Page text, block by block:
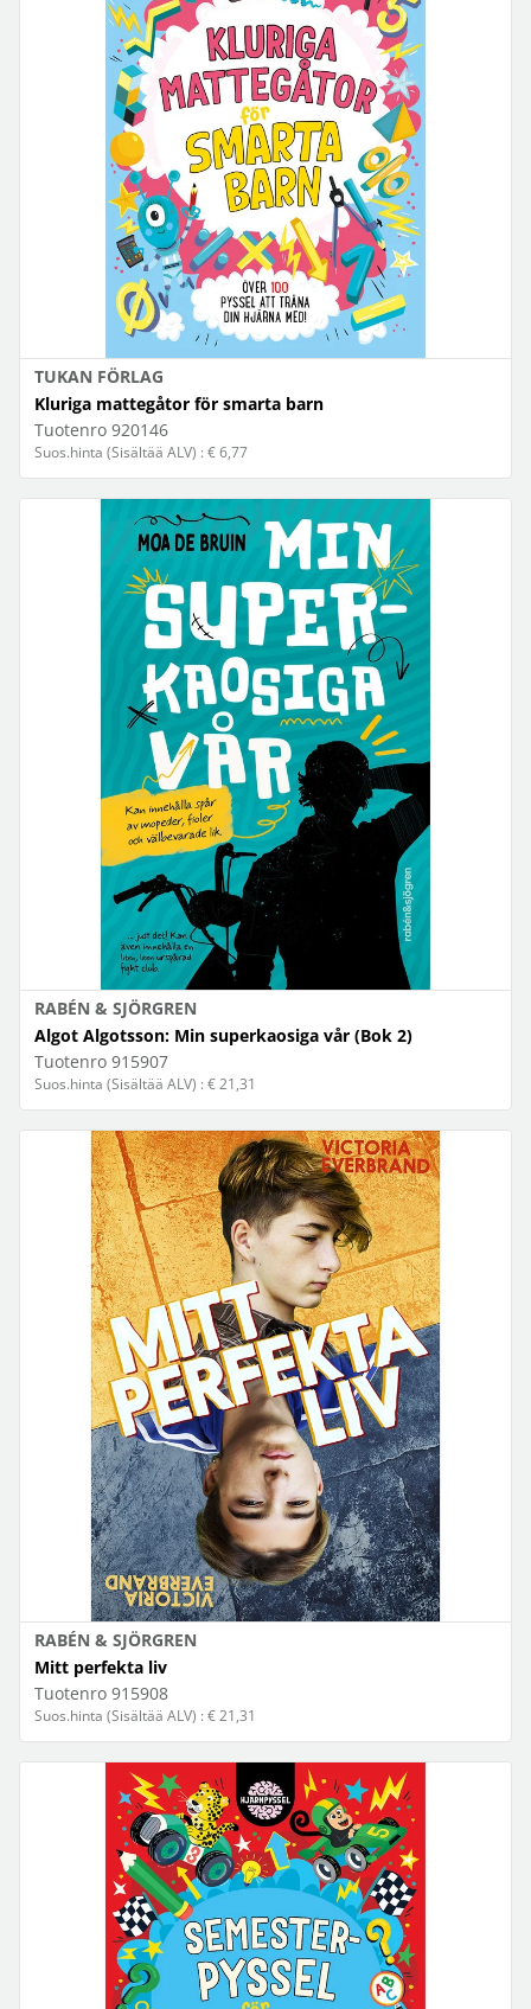
TUKAN FÖRLAG
Kluriga mattegåtor för smarta barn
Tuotenro 920146
Suos.hinta (Sisältää ALV) : € 6,77
RABÉN & SJÖRGREN
Algot Algotsson: Min superkaosiga vår (Bok 2)
Tuotenro 915907
Suos.hinta (Sisältää ALV) : € 21,31
RABÉN & SJÖRGREN
Mitt perfekta liv
Tuotenro 915908
Suos.hinta (Sisältää ALV) : € 21,31